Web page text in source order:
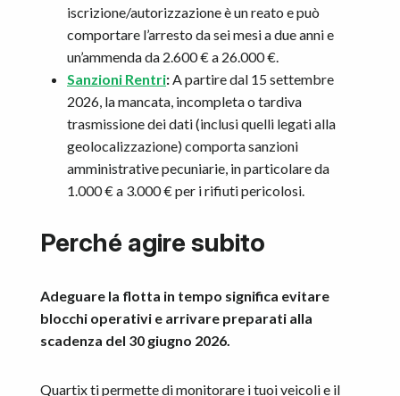
iscrizione/autorizzazione è un reato e può
comportare l’arresto da sei mesi a due anni e
un’ammenda da 2.600 € a 26.000 €.
Sanzioni Rentri:A partire dal 15 settembre
2026, la mancata, incompleta o tardiva
trasmissione dei dati (inclusi quelli legati alla
geolocalizzazione) comporta sanzioni
amministrative pecuniarie, in particolare da
1.000 € a 3.000 € per i rifiuti pericolosi.
Perché agire subito
Adeguare la flotta in tempo significa evitare
blocchi operativi e arrivare preparati alla
scadenza del 30 giugno 2026.
Quartix ti permette di monitorare i tuoi veicoli e il